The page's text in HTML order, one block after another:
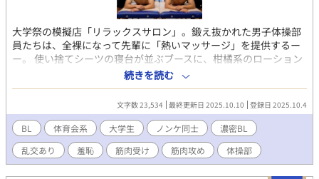
大学祭の模擬店「リラックスサロン」。鍛え抜かれた男子体操部
員たちは、全裸になって先輩に「熱いマッサージ」を提供するー
ー。 使い捨てシーツの寝台が並ぶブースに、柑橘系のローション
の香りが漂い、陽光がカーテンの隙間から差し込む。3年生の真邊
佑司は、汗ばんだTシャツ姿で2年生の高瀬恒征や坂口太河たちと
の軽口に笑う。店内は客の男子学生たちで賑わうが、佑司のブー
スには客が来ない。そんな時、インカレを終えて引退した4年生、
韮川悠人と松谷貴晃が入店。懐かしい空気に部員たちの目が輝
く。韮川は佑司のブースへ、松谷は高瀬のブースへ。カーテンを
閉め、BGMのピアノが流れる中、リラクゼーションが始まる。佑
司の指が韮川の肩に沈むと、硬い筋肉の溝から汗の塩辛い匂いが
続きを読む
文字数 23,534 最終更新日 2025.10.10 登録日 2025.10.4
BL 体育会系 大学生 ノンケ同士
濃密BL
乱交あり
羞恥 筋肉受け 筋肉攻め 体操部